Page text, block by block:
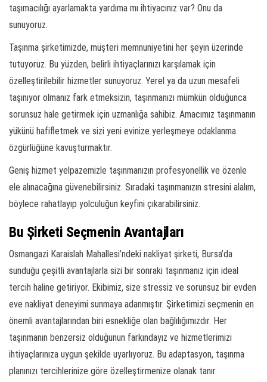
taşımacılığı ayarlamakta yardıma mı ihtiyacınız var? Onu da
sunuyoruz.
Taşınma şirketimizde, müşteri memnuniyetini her şeyin üzerinde
tutuyoruz. Bu yüzden, belirli ihtiyaçlarınızı karşılamak için
özelleştirilebilir hizmetler sunuyoruz. Yerel ya da uzun mesafeli
taşınıyor olmanız fark etmeksizin, taşınmanızı mümkün olduğunca
sorunsuz hale getirmek için uzmanlığa sahibiz. Amacımız taşınmanın
yükünü hafifletmek ve sizi yeni evinize yerleşmeye odaklanma
özgürlüğüne kavuşturmaktır.
Geniş hizmet yelpazemizle taşınmanızın profesyonellik ve özenle
ele alınacağına güvenebilirsiniz. Sıradaki taşınmanızın stresini alalım,
böylece rahatlayıp yolculuğun keyfini çıkarabilirsiniz.
Bu Şirketi Seçmenin Avantajları
Osmangazi Karaislah Mahallesi’ndeki nakliyat şirketi, Bursa’da
sunduğu çeşitli avantajlarla sizi bir sonraki taşınmanız için ideal
tercih haline getiriyor. Ekibimiz, size stressiz ve sorunsuz bir evden
eve nakliyat deneyimi sunmaya adanmıştır. Şirketimizi seçmenin en
önemli avantajlarından biri esnekliğe olan bağlılığımızdır. Her
taşınmanın benzersiz olduğunun farkındayız ve hizmetlerimizi
ihtiyaçlarınıza uygun şekilde uyarlıyoruz. Bu adaptasyon, taşınma
planınızı tercihlerinize göre özelleştirmenize olanak tanır.